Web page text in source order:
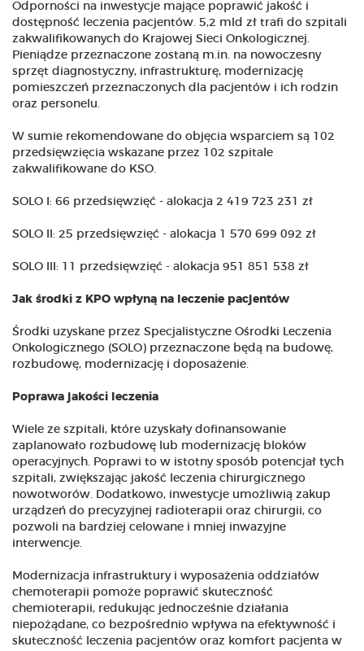
Odporności na inwestycje mające poprawić jakość i
dostępność leczenia pacjentów. 5,2 mld zł trafi do szpitali
zakwalifikowanych do Krajowej Sieci Onkologicznej.
Pieniądze przeznaczone zostaną m.in. na nowoczesny
sprzęt diagnostyczny, infrastrukturę, modernizację
pomieszczeń przeznaczonych dla pacjentów i ich rodzin
oraz personelu.
W sumie rekomendowane do objęcia wsparciem są 102
przedsięwzięcia wskazane przez 102 szpitale
zakwalifikowane do KSO.
SOLO I: 66 przedsięwzięć - alokacja 2 419 723 231 zł
SOLO II: 25 przedsięwzięć - alokacja 1 570 699 092 zł
SOLO III: 11 przedsięwzięć - alokacja 951 851 538 zł
Jak środki z KPO wpłyną na leczenie pacjentów
Środki uzyskane przez Specjalistyczne Ośrodki Leczenia
Onkologicznego (SOLO) przeznaczone będą na budowę,
rozbudowę, modernizację i doposażenie.
Poprawa jakości leczenia
Wiele ze szpitali, które uzyskały dofinansowanie
zaplanowało rozbudowę lub modernizację bloków
operacyjnych. Poprawi to w istotny sposób potencjał tych
szpitali, zwiększając jakość leczenia chirurgicznego
nowotworów. Dodatkowo, inwestycje umożliwią zakup
urządzeń do precyzyjnej radioterapii oraz chirurgii, co
pozwoli na bardziej celowane i mniej inwazyjne
interwencje.
Modernizacja infrastruktury i wyposażenia oddziałów
chemoterapii pomoże poprawić skuteczność
chemioterapii, redukując jednocześnie działania
niepożądane, co bezpośrednio wpływa na efektywność i
skuteczność leczenia pacjentów oraz komfort pacjenta w